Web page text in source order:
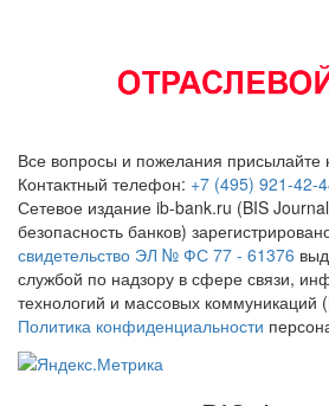
Все вопросы и пожелания присылайте
Контактный телефон: +7 (495) 921-42-
Сетевое издание ib-bank.ru (BIS
безопасность банков)
свидетельство ЭЛ № ФС 77 - 61376
службой по надзору в сфере связи,
технологий и массовых коммуникаций
Политика конфиденциальности